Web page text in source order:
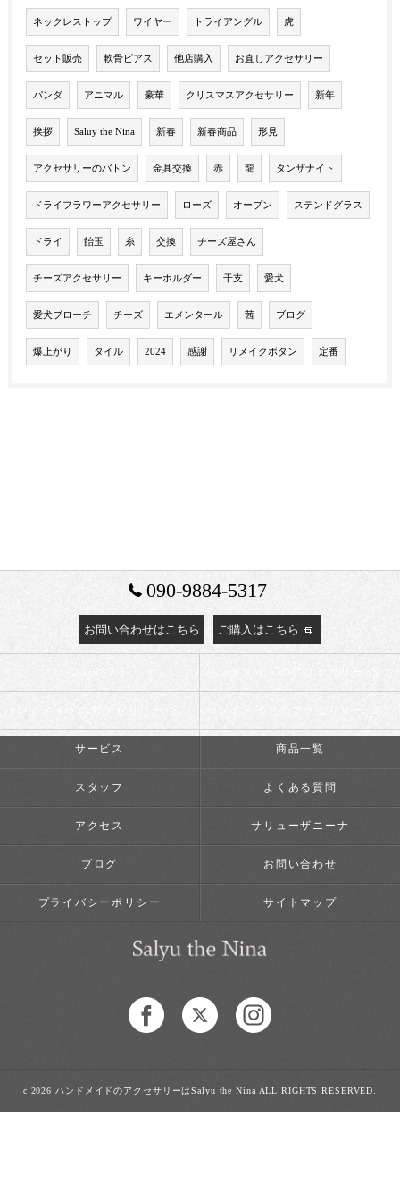
ネックレストップ ワイヤー トライアングル 虎
セット販売 軟骨ピアス 他店購入 お直しアクセサリー
パンダ アニマル 豪華 クリスマスアクセサリー 新年
挨拶 Saluy the Nina 新春 新春商品 形見
アクセサリーのバトン 金具交換 赤 龍 タンザナイト
ドライフラワーアクセサリー ローズ オープン ステンドグラス
ドライ 飴玉 糸 交換 チーズ屋さん
チーズアクセサリー キーホルダー 干支 愛犬
愛犬ブローチ チーズ エメンタール 茜 ブログ
爆上がり タイル 2024 感謝 リメイクボタン 定番
090-9884-5317
お問い合わせはこちら ご購入はこちら
サービス 商品一覧
スタッフ よくある質問
アクセス サリューザニーナ
ブログ お問い合わせ
プライバシーポリシー サイトマップ
c 2026 ハンドメイドのアクセサリーはSalyu the Nina ALL RIGHTS RESERVED.